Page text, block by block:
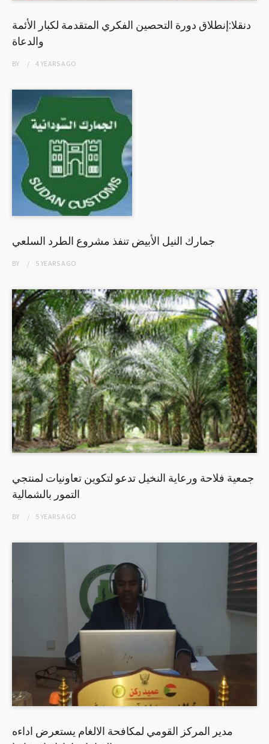
دنقلا:إنطلاق دورة التحصين الفكري المتقدمة لكبار الأئمة
والدعاة
BY 4 YEARSAGO
جمارك النيل الأبيض تنفذ مشروع الطرد السلعي
BY 5 YEARSAGO
جمعية فلاحة ورعاية النخيل تدعو لتكوين تعاونيات لمنتجي
التمور بالشمالية
BY 5 YEARSAGO
مدير المركز القومي لمكافحة الالغام يستعرض اداءه